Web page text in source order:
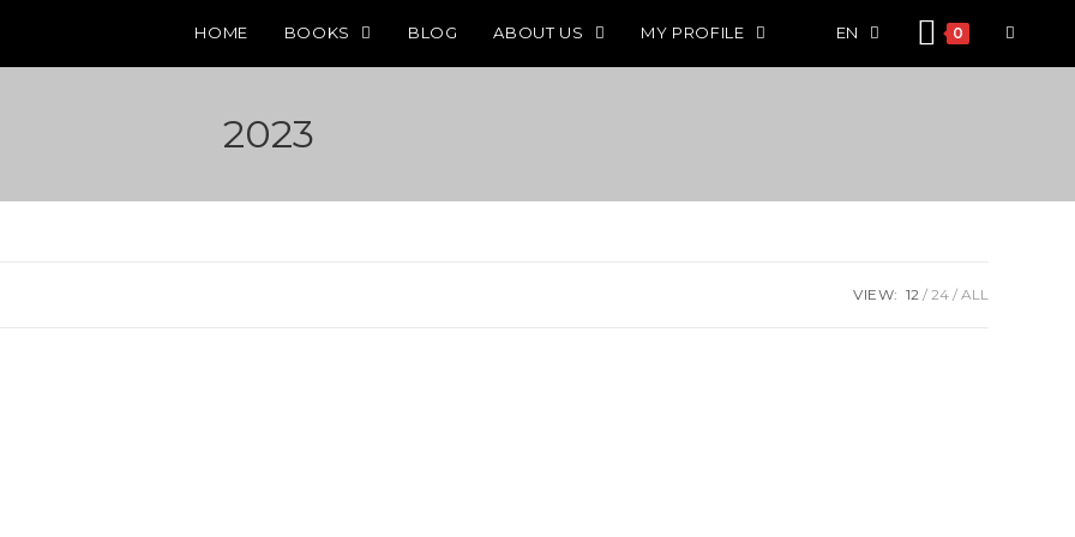
HOME BOOKS BLOG ABOUT US MY PROFILE EN 0
2023
VIEW: 12 24 ALL